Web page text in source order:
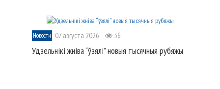
Новости 07 августа 2026 36
Удзельнікі жніва “ўзялі” новыя тысячныя рубяжы